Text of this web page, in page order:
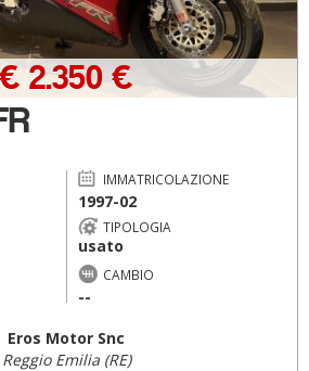
€ 2.350 €
IMMATRICOLAZIONE
1997-02
TIPOLOGIA
usato
CAMBIO
--
Eros Motor Snc
Reggio Emilia (RE)